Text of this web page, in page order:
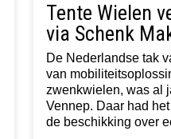
Tente Wielen
via Schenk
De Nederlandse tak
van
zwenkwielen, was al
Vennep. Daar had
de beschikking over